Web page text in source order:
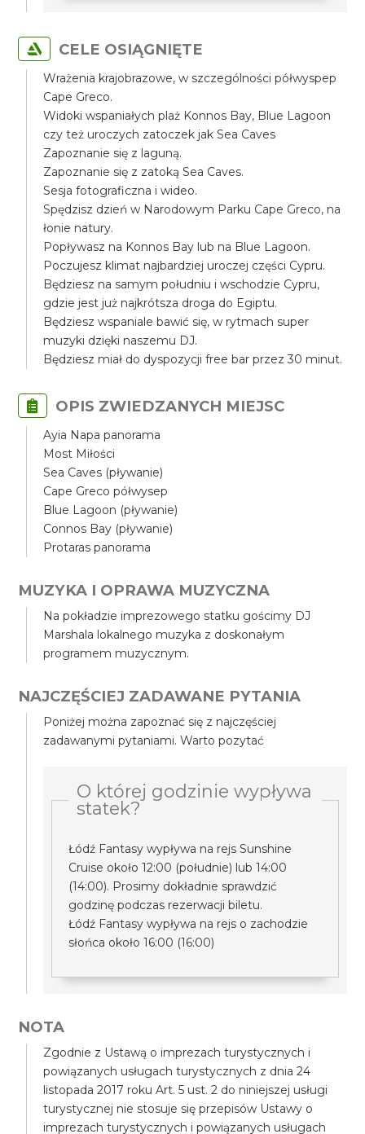
CELE OSIĄGNIĘTE
Wrażenia krajobrazowe, w szczególności półwyspep
Cape Greco.
Widoki wspaniałych plaż Konnos Bay, Blue Lagoon
czy też uroczych zatoczek jak Sea Caves
Zapoznanie się z laguną.
Zapoznanie się z zatoką Sea Caves.
Sesja fotograficzna i wideo.
Spędzisz dzień w Narodowym Parku Cape Greco, na
łonie natury.
Popływasz na Konnos Bay lub na Blue Lagoon.
Poczujesz klimat najbardziej uroczej części Cypru.
Będziesz na samym południu i wschodzie Cypru,
gdzie jest już najkrótsza droga do Egiptu.
Będziesz wspaniale bawić się, w rytmach super
muzyki dzięki naszemu DJ.
Będziesz miał do dyspozycji free bar przez 30 minut.
OPIS ZWIEDZANYCH MIEJSC
Ayia Napa panorama
Most Miłości
Sea Caves (pływanie)
Cape Greco półwysep
Blue Lagoon (pływanie)
Connos Bay (pływanie)
Protaras panorama
MUZYKA I OPRAWA MUZYCZNA
Na pokładzie imprezowego statku gościmy DJ
Marshala lokalnego muzyka z doskonałym
programem muzycznym.
NAJCZĘŚCIEJ ZADAWANE PYTANIA
Poniżej można zapoznać się z najczęściej
zadawanymi pytaniami. Warto pozytać
O której godzinie wypływa
statek?
Łódź Fantasy wypływa na rejs Sunshine
Cruise około 12:00 (południe) lub 14:00
(14:00). Prosimy dokładnie sprawdzić
godzinę podczas rezerwacji biletu.
Łódź Fantasy wypływa na rejs o zachodzie
słońca około 16:00 (16:00)
NOTA
Zgodnie z Ustawą o imprezach turystycznych i
powiązanych usługach turystycznych z dnia 24
listopada 2017 roku Art. 5 ust. 2 do niniejszej usługi
turystycznej nie stosuje się przepisów Ustawy o
imprezach turystycznych i powiązanych usługach